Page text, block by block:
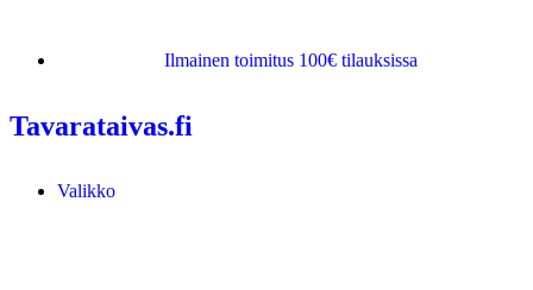
Ilmainen toimitus 100€ tilauksissa
Tavarataivas.fi
Valikko